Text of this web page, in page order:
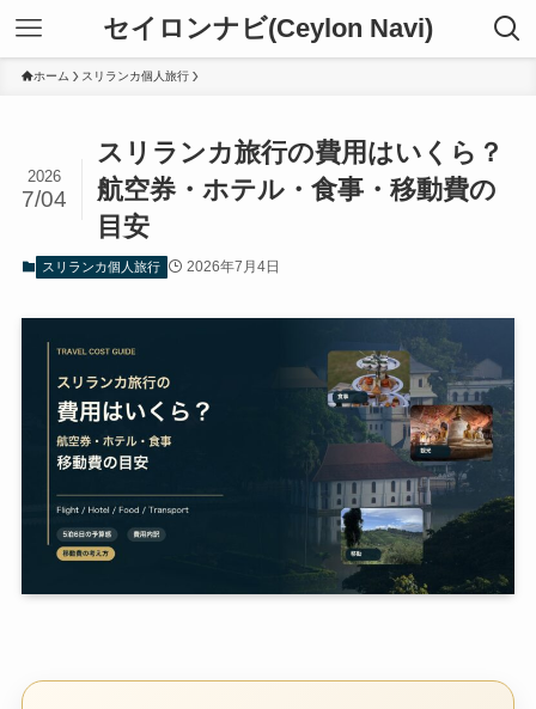
セイロンナビ(Ceylon Navi)
ホーム スリランカ個人旅行
スリランカ旅行の費用はいくら？
航空券・ホテル・食事・移動費の
目安
2026
7/04
スリランカ個人旅行 2026年7月4日